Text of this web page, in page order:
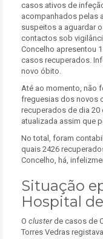
casos ativos de
acompanhados pelas
suspeitos a aguardar
contactos sob
Concelho apresentou
casos recuperados.
novo óbito.
Até ao momento, não
freguesias dos novos
recuperados de dia 20
atualizada assim que
No total, foram
quais 2426
Concelho, há,
Situação
Hospital
O clusterde casos de
Torres Vedras